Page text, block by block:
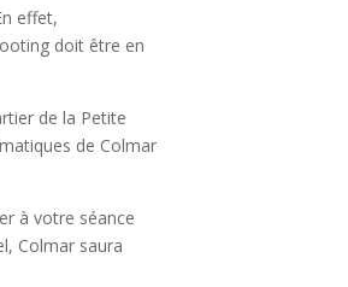
effet,
doit être en
de la Petite
de Colmar
à votre séance
Colmar saura